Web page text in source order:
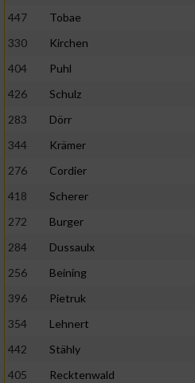
447
Tobae
330
Kirchen
404
Puhl
426
Schulz
283
Dörr
344
Krämer
276
Cordier
418
Scherer
272
Burger
284
Dussaulx
256
Beining
396
Pietruk
354
Lehnert
442
Stähly
405
Recktenwald